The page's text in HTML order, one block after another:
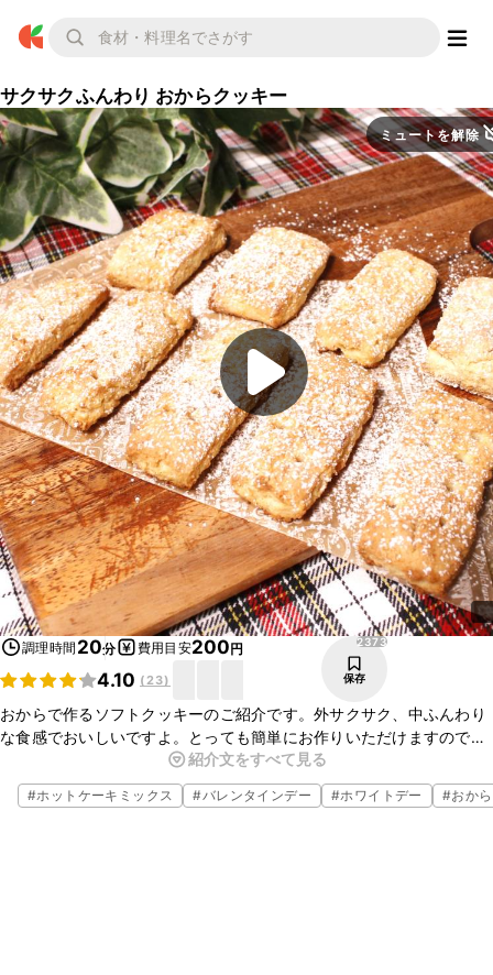
サクサクふんわり おからクッキー
ミュートを解除
調理時間 20分 費用目安200円
4.10 (23)
2373
保存
おからで作るソフトクッキーのご紹介です。外サクサク、中ふんわり
な食感でおいしいですよ。とっても簡単にお作りいただけますので、
ぜひご家庭でお試しくださいね。紹介文をすべて見る
#ホットケーキミックス #バレンタインデー #ホワイトデー #おから